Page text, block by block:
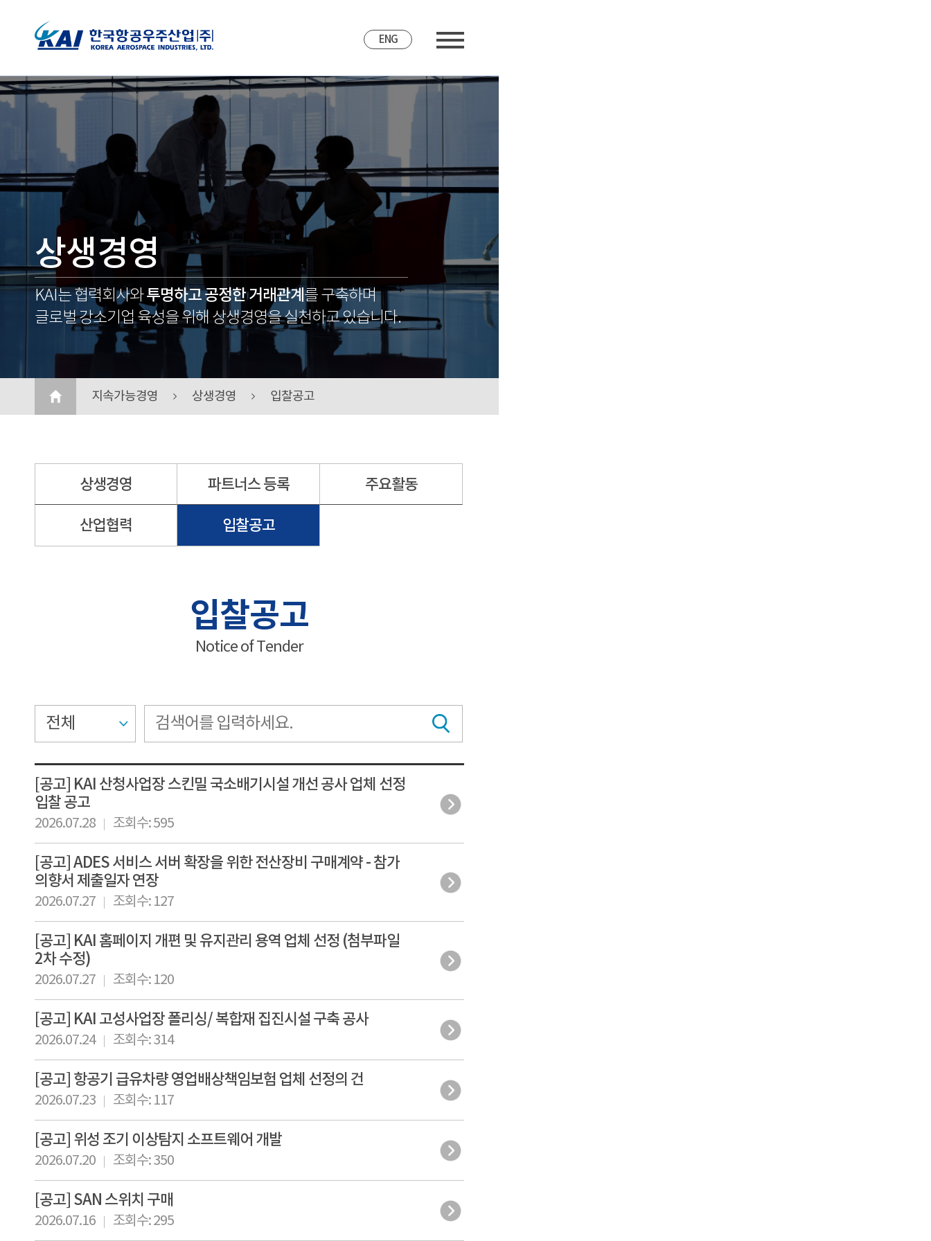
ENG
상생경영
KAI는 협력회사와투명하고 공정한 거래관계를 구축하며
글로벌 강소기업 육성을 위해 상생경영을 실천하고 있습니다.
지속가능경영 상생경영 입찰공고
상생경영 파트너스 등록 주요활동
산업협력 입찰공고
입찰공고
Notice of Tender
[공고] KAI 산청사업장 스킨밀 국소배기시설 개선 공사 업체 선정
입찰 공고
2026.07.28 조회수: 595
[공고] ADES 서비스 서버 확장을 위한 전산장비 구매계약 - 참가
의향서 제출일자 연장
2026.07.27 조회수: 127
[공고] KAI 홈페이지 개편 및 유지관리 용역 업체 선정 (첨부파일
2차 수정)
2026.07.27 조회수: 120
[공고] KAI 고성사업장 폴리싱/ 복합재 집진시설 구축 공사
2026.07.24 조회수: 314
[공고] 항공기 급유차량 영업배상책임보험 업체 선정의 건
2026.07.23 조회수: 117
[공고] 위성 조기 이상탐지 소프트웨어 개발
2026.07.20 조회수: 350
[공고] SAN 스위치 구매
2026.07.16 조회수: 295